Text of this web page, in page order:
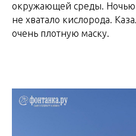
окружающей среды. Ночью
не хватало кислорода.
очень плотную маску.